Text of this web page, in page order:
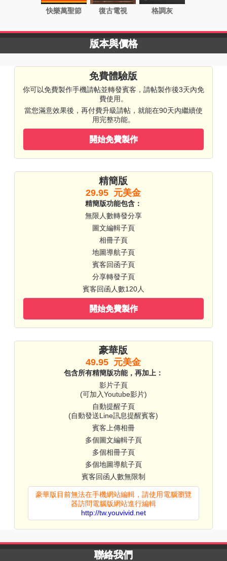
快樂萬聖節 復古電視 格調灰
版本與價格
免費體驗版
你可以免費製作手機請帖並轉發賓客，請帖製作後3天內免
費使用。
當您滿意效果後，再付費升級請帖，就能在90天內繼續使
用完整功能。
開始免費製作
精簡版
29.95 元美金
精簡版功能包含：
無限人數轉發分享
圖文編輯子頁
相冊子頁
地圖導航子頁
賓客回函子頁
分享轉發子頁
賓客回函人數120人
開始免費製作
豪華版
49.95 元美金
包含所有精簡版功能，再加上：
影片子頁
(可加入Youtube影片)
自動提醒子頁
(自動發送Line訊息提醒賓客)
賓客上傳相冊
多個圖文編輯子頁
多個相冊子頁
多個地圖導航子頁
賓客回函人數無限制
豪華版目前無法在手機網站編輯，請使用電腦瀏覽
器訪問電腦版網站進行編輯
http://tw.youvivid.net
聯絡我們